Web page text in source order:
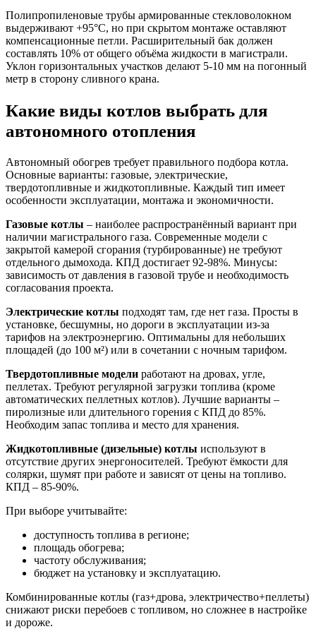
Полипропиленовые трубы армированные стекловолокном
выдерживают +95°C, но при скрытом монтаже оставляют
компенсационные петли. Расширительный бак должен
составлять 10% от общего объёма жидкости в магистрали.
Уклон горизонтальных участков делают 5-10 мм на погонный
метр в сторону сливного крана.
Какие виды котлов выбрать для
автономного отопления
Автономный обогрев требует правильного подбора котла.
Основные варианты: газовые, электрические,
твердотопливные и жидкотопливные. Каждый тип имеет
особенности эксплуатации, монтажа и экономичности.
Газовые котлы – наиболее распространённый вариант при
наличии магистрального газа. Современные модели с
закрытой камерой сгорания (турбированные) не требуют
отдельного дымохода. КПД достигает 92-98%. Минусы:
зависимость от давления в газовой трубе и необходимость
согласования проекта.
Электрические котлы подходят там, где нет газа. Просты в
установке, бесшумны, но дороги в эксплуатации из-за
тарифов на электроэнергию. Оптимальны для небольших
площадей (до 100 м²) или в сочетании с ночным тарифом.
Твердотопливные модели работают на дровах, угле,
пеллетах. Требуют регулярной загрузки топлива (кроме
автоматических пеллетных котлов). Лучшие варианты –
пиролизные или длительного горения с КПД до 85%.
Необходим запас топлива и место для хранения.
Жидкотопливные (дизельные) котлы используют в
отсутствие других энергоносителей. Требуют ёмкости для
солярки, шумят при работе и зависят от цены на топливо.
КПД – 85-90%.
При выборе учитывайте:
доступность топлива в регионе;
площадь обогрева;
частоту обслуживания;
бюджет на установку и эксплуатацию.
Комбинированные котлы (газ+дрова, электричество+пеллеты)
снижают риски перебоев с топливом, но сложнее в настройке
и дороже.